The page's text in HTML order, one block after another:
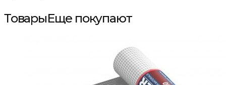
ТоварыЕще покупают